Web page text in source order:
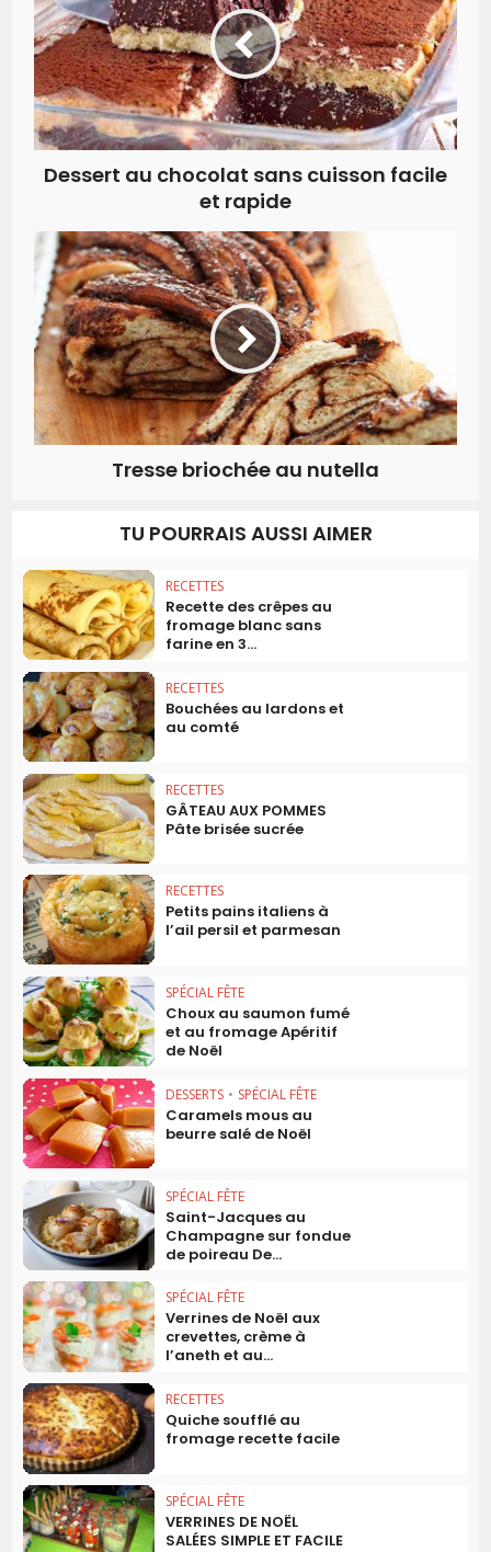
Dessert au chocolat sans cuisson facile
et rapide
Tresse briochée au nutella
TU POURRAIS AUSSI AIMER
RECETTES
Recette des crêpes au
fromage blanc sans
farine en 3...
RECETTES
Bouchées au lardons et
au comté
RECETTES
GÂTEAU AUX POMMES
Pâte brisée sucrée
RECETTES
Petits pains italiens à
l’ail persil et parmesan
SPÉCIAL FÊTE
Choux au saumon fumé
et au fromage Apéritif
de Noël
DESSERTS • SPÉCIAL FÊTE
Caramels mous au
beurre salé de Noël
SPÉCIAL FÊTE
Saint-Jacques au
Champagne sur fondue
de poireau De...
SPÉCIAL FÊTE
Verrines de Noël aux
crevettes, crème à
l’aneth et au...
RECETTES
Quiche soufflé au
fromage recette facile
SPÉCIAL FÊTE
VERRINES DE NOËL
SALÉES SIMPLE ET FACILE